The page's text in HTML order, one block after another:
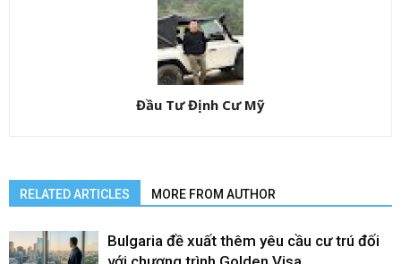
Đầu Tư Định Cư Mỹ
RELATED ARTICLES MORE FROM AUTHOR
Bulgaria đề xuất thêm yêu cầu cư trú đối